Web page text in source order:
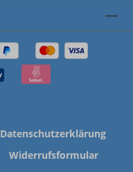
Datenschutzerklärung
Widerrufsformular